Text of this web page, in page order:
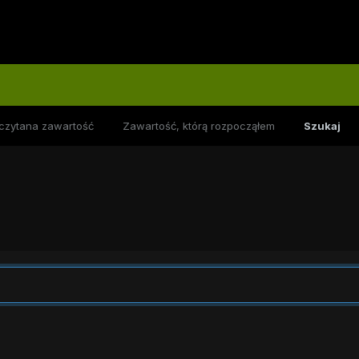
zawartość Zawartość, którą rozpocząłem Szukaj